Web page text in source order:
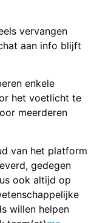
vervangen
aan info blijft
enkele
het voetlicht te
meerderen
van het platform
gedegen
ook altijd op
willen helpen